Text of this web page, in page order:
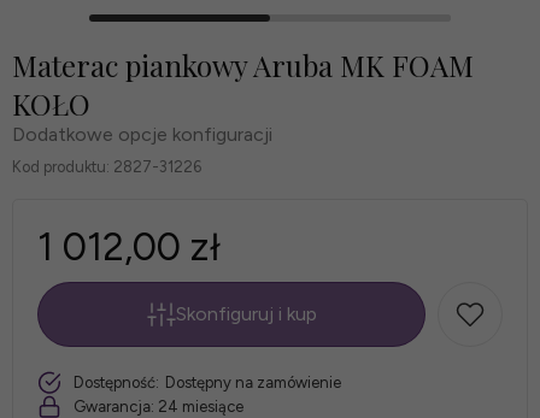
Materac piankowy Aruba MK FOAM
KOŁO
Dodatkowe opcje konfiguracji
Kod produktu: 2827-31226
1 012,00 zł
*Rozmiar
materaca:
szt.
Skonfiguruj i kup
Dostępność: Dostępny na zamówienie
Gwarancja: 24 miesiące